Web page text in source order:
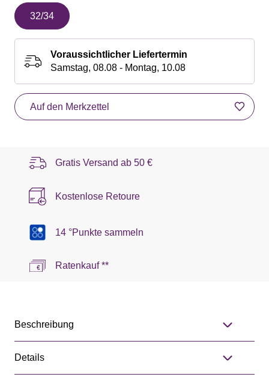
32/34
Voraussichtlicher Liefertermin
Samstag, 08.08 - Montag, 10.08
Auf den Merkzettel
Gratis Versand ab 50 €
Kostenlose Retoure
14 °Punkte sammeln
Ratenkauf **
Beschreibung
Details